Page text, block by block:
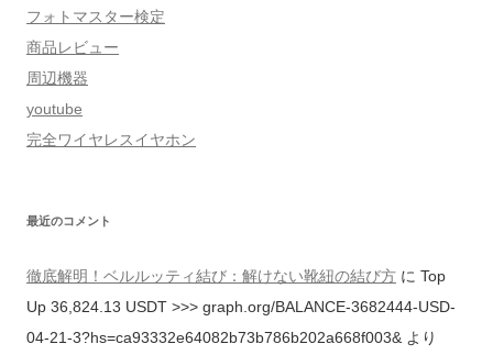
フォトマスター検定
商品レビュー
周辺機器
youtube
完全ワイヤレスイヤホン
最近のコメント
徹底解明！ベルルッティ結び：解けない靴紐の結び方 に Top
Up 36,824.13 USDT >>> graph.org/BALANCE-3682444-USD-
04-21-3?hs=ca93332e64082b73b786b202a668f003& より